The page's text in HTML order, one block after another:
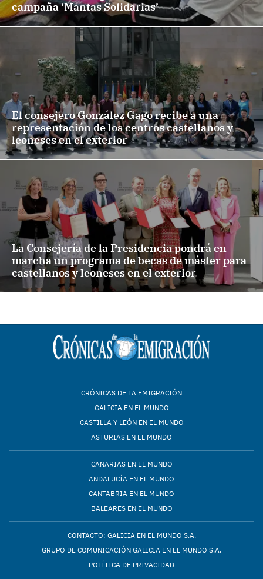
campaña ‘Mantas Solidarias’
El consejero González Gago recibe a una
representación de los centros castellanos y
leoneses en el exterior
La Consejería de la Presidencia pondrá en
marcha un programa de becas de máster para
castellanos y leoneses en el exterior
CRÓNICAS DE LA EMIGRACIÓN
GALICIA EN EL MUNDO
CASTILLA Y LEÓN EN EL MUNDO
ASTURIAS EN EL MUNDO
CANARIAS EN EL MUNDO
ANDALUCÍA EN EL MUNDO
CANTABRIA EN EL MUNDO
BALEARES EN EL MUNDO
CONTACTO: GALICIA EN EL MUNDO S.A.
GRUPO DE COMUNICACIÓN GALICIA EN EL MUNDO S.A.
POLÍTICA DE PRIVACIDAD